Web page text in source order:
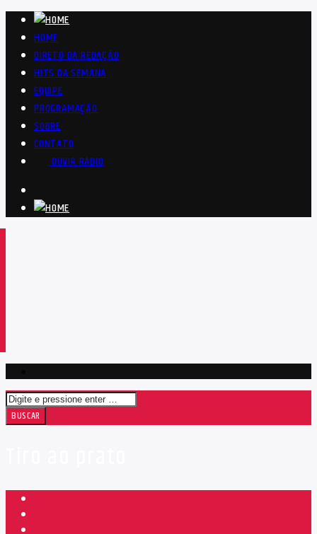
HOME
DIRETO DA REDAÇÃO
HITS DA SEMANA
EQUIPE
PROGRAMAÇÃO
SOBRE
CONTATO
OUVIR RÁDIO